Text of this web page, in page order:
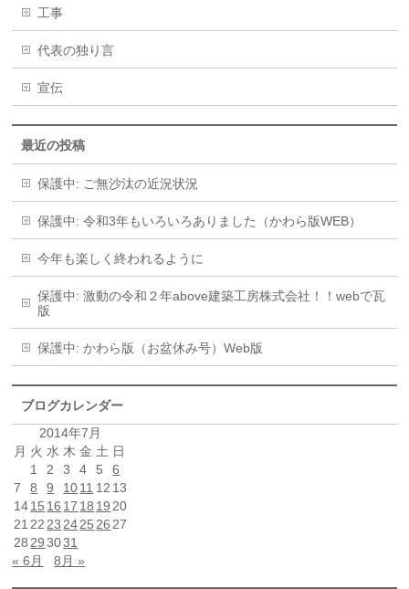
工事
代表の独り言
宣伝
最近の投稿
保護中: ご無沙汰の近況状況
保護中: 令和3年もいろいろありました（かわら版WEB）
今年も楽しく終われるように
保護中: 激動の令和２年above建築工房株式会社！！webで瓦
版
保護中: かわら版（お盆休み号）Web版
ブログカレンダー
2014年7月
月 火 水 木 金 土 日
1
2 3 4 5
6
7
8 9 1011 12 13
1415 16 17 18 19 20
21 22 23 2425 26 27
28 29 3031
« 6月
8月 »